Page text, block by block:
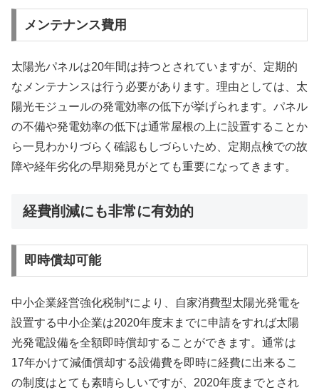
メンテナンス費用
太陽光パネルは20年間は持つとされていますが、定期的
なメンテナンスは行う必要があります。理由としては、太
陽光モジュールの発電効率の低下が挙げられます。パネル
の不備や発電効率の低下は通常屋根の上に設置することか
ら一見わかりづらく確認もしづらいため、定期点検での故
障や経年劣化の早期発見がとても重要になってきます。
経費削減にも非常に有効的
即時償却可能
中小企業経営強化税制*により、自家消費型太陽光発電を
設置する中小企業は2020年度末までに申請をすれば太陽
光発電設備を全額即時償却することができます。通常は
17年かけて減価償却する設備費を即時に経費に出来るこ
の制度はとても素晴らしいですが、2020年度までとされ